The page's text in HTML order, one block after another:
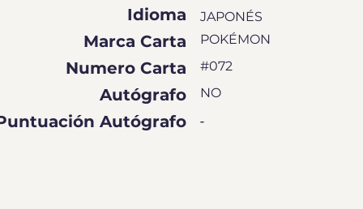
Idioma
Marca Carta
Numero Carta
Autógrafo
Autógrafo
JAPONÉS
POKÉMON
#072
NO
-